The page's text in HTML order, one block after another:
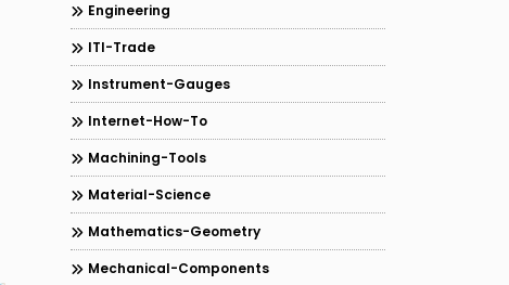
Engineering
ITI-Trade
Instrument-Gauges
Internet-How-To
Machining-Tools
Material-Science
Mathematics-Geometry
Mechanical-Components